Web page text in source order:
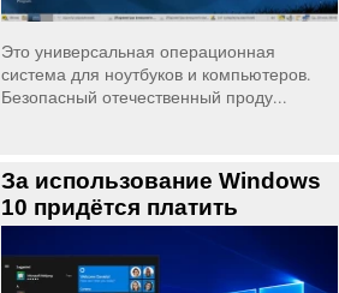
Это универсальная операционная
система для ноутбуков и компьютеров.
Безопасный отечественный проду...
За использование Windows
10 придётся платить